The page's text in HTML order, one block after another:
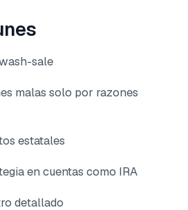
sale
malas solo por razones
estatales
en cuentas como IRA
detallado